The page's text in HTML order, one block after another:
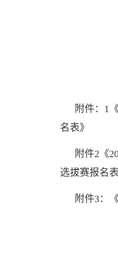
附件：1
名表》
附件2《
选拔赛报名
附件3：